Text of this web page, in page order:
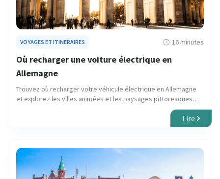
VOYAGES ET ITINERAIRES 16 minutes
Où recharger une voiture électrique en
Allemagne
Trouvez où recharger votre véhicule électrique en Allemagne
et explorez les villes animées et les paysages pittoresques
avec notre guide. Faites un voyage fluide et respectueux de
Lire